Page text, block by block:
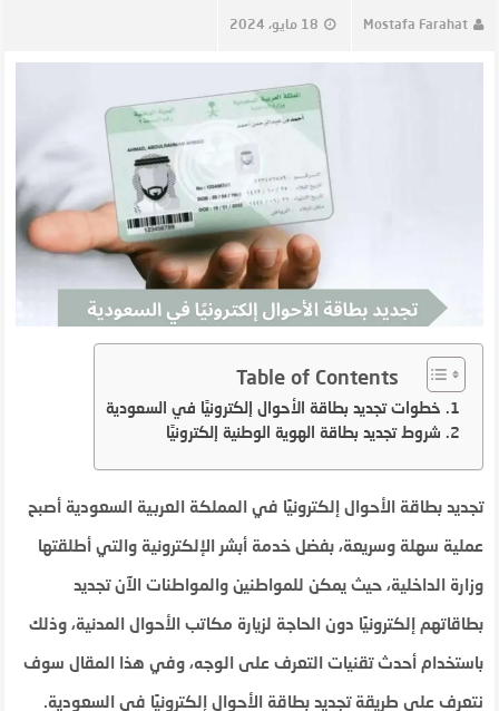
Mostafa Farahat 18 مايو، 2024
Table of Contents
خطوات تجديد بطاقة الأحوال إلكترونيًا في السعودية
شروط تجديد بطاقة الهوية الوطنية إلكترونيًا
تجديد بطاقة الأحوال إلكترونيًا في المملكة العربية السعودية أصبح
عملية سهلة وسريعة، بفضل خدمة أبشر الإلكترونية والتي أطلقتها
وزارة الداخلية، حيث يمكن للمواطنين والمواطنات الآن تجديد
بطاقاتهم إلكترونيًا دون الحاجة لزيارة مكاتب الأحوال المدنية، وذلك
باستخدام أحدث تقنيات التعرف على الوجه، وفي هذا المقال سوف
نتعرف على طريقة تجديد بطاقة الأحوال إلكترونيًا في السعودية.